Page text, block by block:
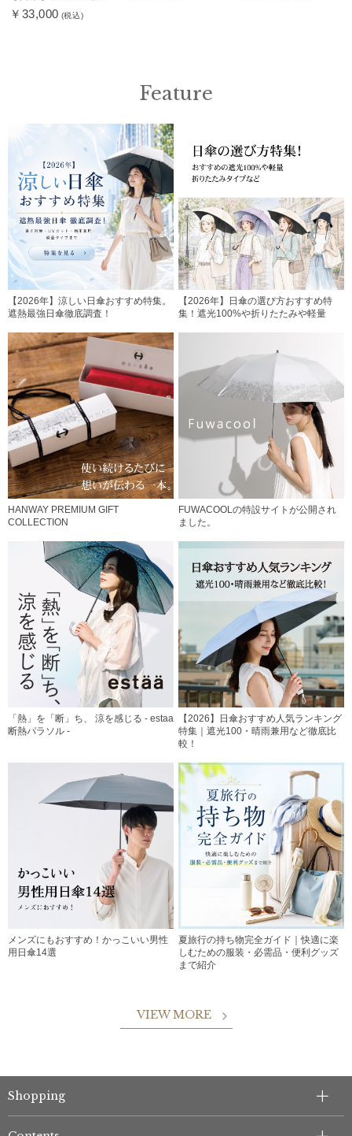
￥33,000 (税込)
Feature
【2026年】涼しい日傘おすすめ特集。
遮熱最強日傘徹底調査！
【2026年】日傘の選び方おすすめ特
集！遮光100%や折りたたみや軽量
HANWAY PREMIUM GIFT
COLLECTION
FUWACOOLの特設サイトが公開され
ました。
「熱」を「断」ち、 涼を感じる - estaa
断熱パラソル -
【2026】日傘おすすめ人気ランキング
特集｜遮光100・晴雨兼用など徹底比
較！
メンズにもおすすめ！かっこいい男性
用日傘14選
夏旅行の持ち物完全ガイド｜快適に楽
しむための服装・必需品・便利グッズ
まで紹介
VIEW MORE
Shopping